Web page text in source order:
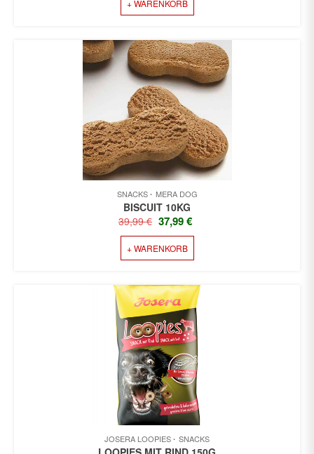
WAR:
39,99 €
+ WARENKORB
SNACKS MERA DOG
BISCUIT 10KG
39,99€ URSPRÜNGLICHER
PREIS
WAR:
39,99 €
37,99€
+ WARENKORB
JOSERA LOOPIES SNACKS